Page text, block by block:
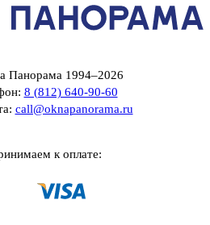
Панорама 1994–2026
8 (812) 640-90-60
call@oknapanorama.ru
к оплате: